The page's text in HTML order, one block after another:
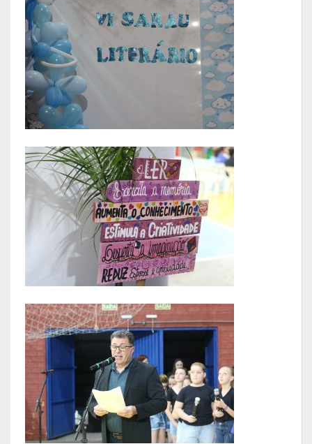
Serviços Urbanos
Cultura e Turismo
Calendário de Eventos
Galeria de Fotos
Conselhos Municipais
Planos
Contas Públicas
Demonstrativos Contábeis
Prestação de Contas
Leis Orçamentárias
Leis e Decretos
Relatório Circunstanciado
Editais
RPPS